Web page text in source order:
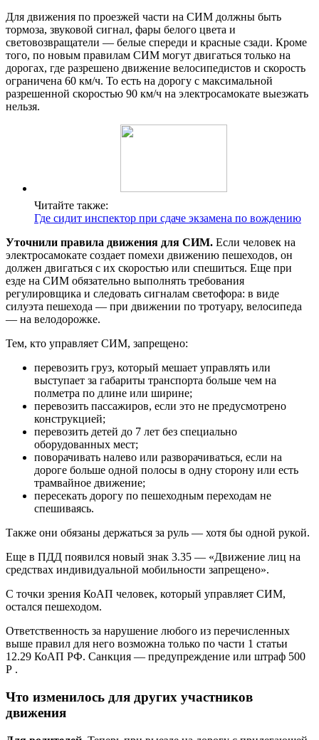
Для движения по проезжей части на СИМ должны быть
тормоза, звуковой сигнал, фары белого цвета и
световозвращатели — белые спереди и красные сзади. Кроме
того, по новым правилам СИМ могут двигаться только на
дорогах, где разрешено движение велосипедистов и скорость
ограничена 60 км/ч. То есть на дорогу с максимальной
разрешенной скоростью 90 км/ч на электросамокате выезжать
нельзя.
Читайте также:
Где сидит инспектор при сдаче экзамена по вождению
Уточнили правила движения для СИМ. Если человек на
электросамокате создает помехи движению пешеходов, он
должен двигаться с их скоростью или спешиться. Еще при
езде на СИМ обязательно выполнять требования
регулировщика и следовать сигналам светофора: в виде
силуэта пешехода — при движении по тротуару, велосипеда
— на велодорожке.
Тем, кто управляет СИМ, запрещено:
перевозить груз, который мешает управлять или
выступает за габариты транспорта больше чем на
полметра по длине или ширине;
перевозить пассажиров, если это не предусмотрено
конструкцией;
перевозить детей до 7 лет без специально
оборудованных мест;
поворачивать налево или разворачиваться, если на
дороге больше одной полосы в одну сторону или есть
трамвайное движение;
пересекать дорогу по пешеходным переходам не
спешиваясь.
Также они обязаны держаться за руль — хотя бы одной рукой.
Еще в ПДД появился новый знак 3.35 — «Движение лиц на
средствах индивидуальной мобильности запрещено».
С точки зрения КоАП человек, который управляет СИМ,
остался пешеходом.
Ответственность за нарушение любого из перечисленных
выше правил для него возможна только по части 1 статьи
12.29 КоАП РФ. Санкция — предупреждение или штраф 500
Р .
Что изменилось для других участников
движения